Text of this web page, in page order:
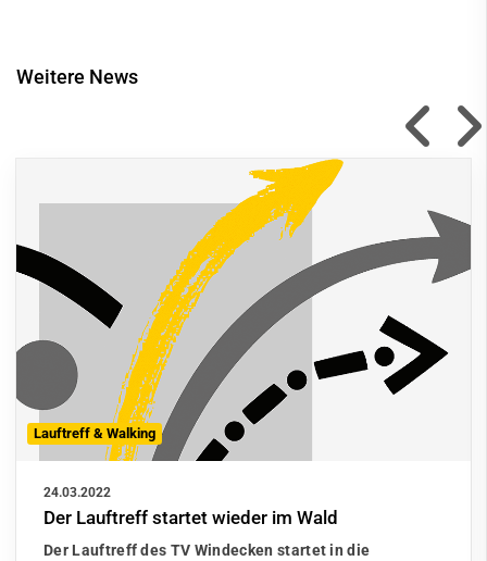
Weitere News
Lauftreff & Walking
24.03.2022
Der Lauftreff startet wieder im Wald
Der Lauftreff des TV Windecken startet in die